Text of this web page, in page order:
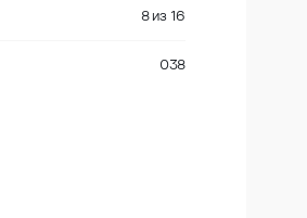
8из 16
038